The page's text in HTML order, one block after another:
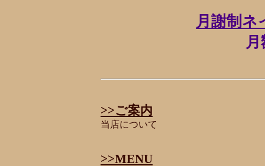
月謝制ネ
月
>>ご案内
当店について
>>MENU